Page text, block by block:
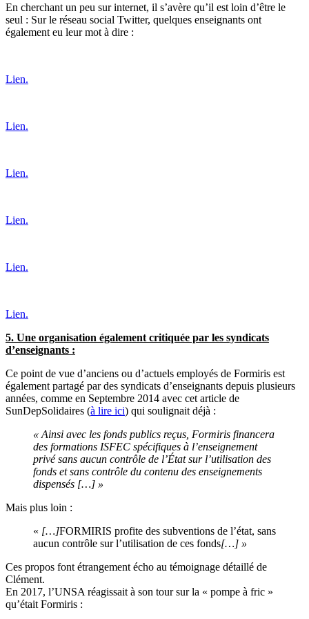
En cherchant un peu sur internet, il s’avère qu’il est loin d’être le
seul : Sur le réseau social Twitter, quelques enseignants ont
également eu leur mot à dire :
Lien.
Lien.
Lien.
Lien.
Lien.
Lien.
5. Une organisation également critiquée par les syndicats
d’enseignants :
Ce point de vue d’anciens ou d’actuels employés de Formiris est
également partagé par des syndicats d’enseignants depuis plusieurs
années, comme en Septembre 2014 avec cet article de
SunDepSolidaires (à lire ici) qui soulignait déjà :
« Ainsi avec les fonds publics reçus, Formiris financera
des formations ISFEC spécifiques à l’enseignement
privé sans aucun contrôle de l’État sur l’utilisation des
fonds et sans contrôle du contenu des enseignements
dispensés […] »
Mais plus loin :
« […]FORMIRIS profite des subventions de l’état, sans
aucun contrôle sur l’utilisation de ces fonds[…] »
Ces propos font étrangement écho au témoignage détaillé de
Clément.
En 2017, l’UNSA réagissait à son tour sur la « pompe à fric »
qu’était Formiris :